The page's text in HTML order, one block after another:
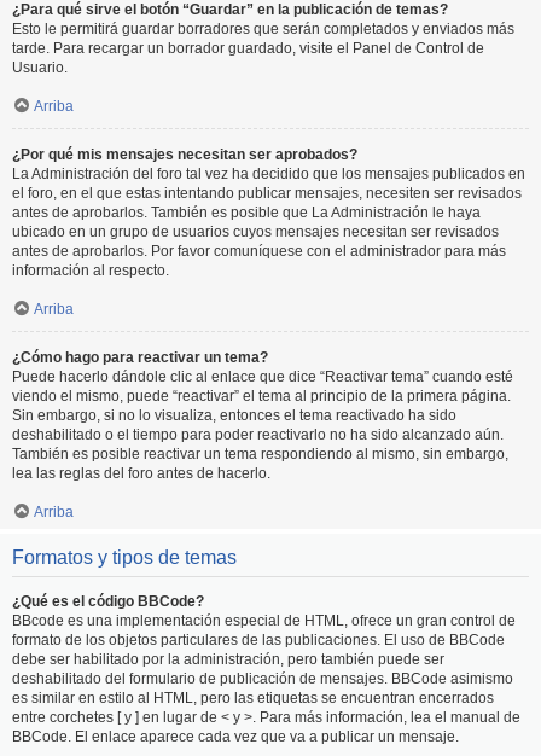
¿Para qué sirve el botón “Guardar” en la publicación de temas?
Esto le permitirá guardar borradores que serán completados y enviados más
tarde. Para recargar un borrador guardado, visite el Panel de Control de
Usuario.
Arriba
¿Por qué mis mensajes necesitan ser aprobados?
La Administración del foro tal vez ha decidido que los mensajes publicados en
el foro, en el que estas intentando publicar mensajes, necesiten ser revisados
antes de aprobarlos. También es posible que La Administración le haya
ubicado en un grupo de usuarios cuyos mensajes necesitan ser revisados
antes de aprobarlos. Por favor comuníquese con el administrador para más
información al respecto.
Arriba
¿Cómo hago para reactivar un tema?
Puede hacerlo dándole clic al enlace que dice “Reactivar tema” cuando esté
viendo el mismo, puede “reactivar” el tema al principio de la primera página.
Sin embargo, si no lo visualiza, entonces el tema reactivado ha sido
deshabilitado o el tiempo para poder reactivarlo no ha sido alcanzado aún.
También es posible reactivar un tema respondiendo al mismo, sin embargo,
lea las reglas del foro antes de hacerlo.
Arriba
Formatos y tipos de temas
¿Qué es el código BBCode?
BBcode es una implementación especial de HTML, ofrece un gran control de
formato de los objetos particulares de las publicaciones. El uso de BBCode
debe ser habilitado por la administración, pero también puede ser
deshabilitado del formulario de publicación de mensajes. BBCode asimismo
es similar en estilo al HTML, pero las etiquetas se encuentran encerrados
entre corchetes [ y ] en lugar de < y >. Para más información, lea el manual de
BBCode. El enlace aparece cada vez que va a publicar un mensaje.